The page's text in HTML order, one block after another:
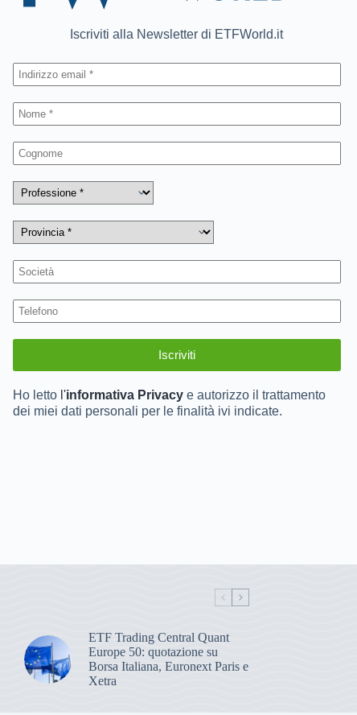
Iscriviti alla Newsletter di ETFWorld.it
Ho letto l'informativa Privacye autorizzo il trattamento
dei miei dati personali per le finalità ivi indicate.
ETF Trading Central Quant
Europe 50: quotazione su
Borsa Italiana, Euronext Paris e
Xetra